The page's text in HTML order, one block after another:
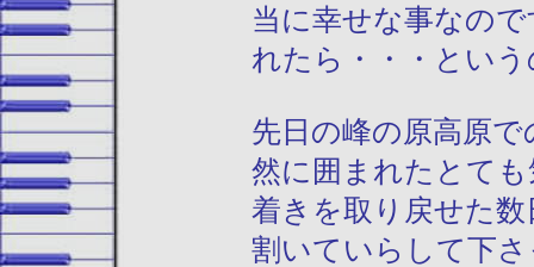
当に幸せな事なの
れたら・・・とい
先日の峰の原高原
然に囲まれたとて
着きを取り戻せた
割いていらして下